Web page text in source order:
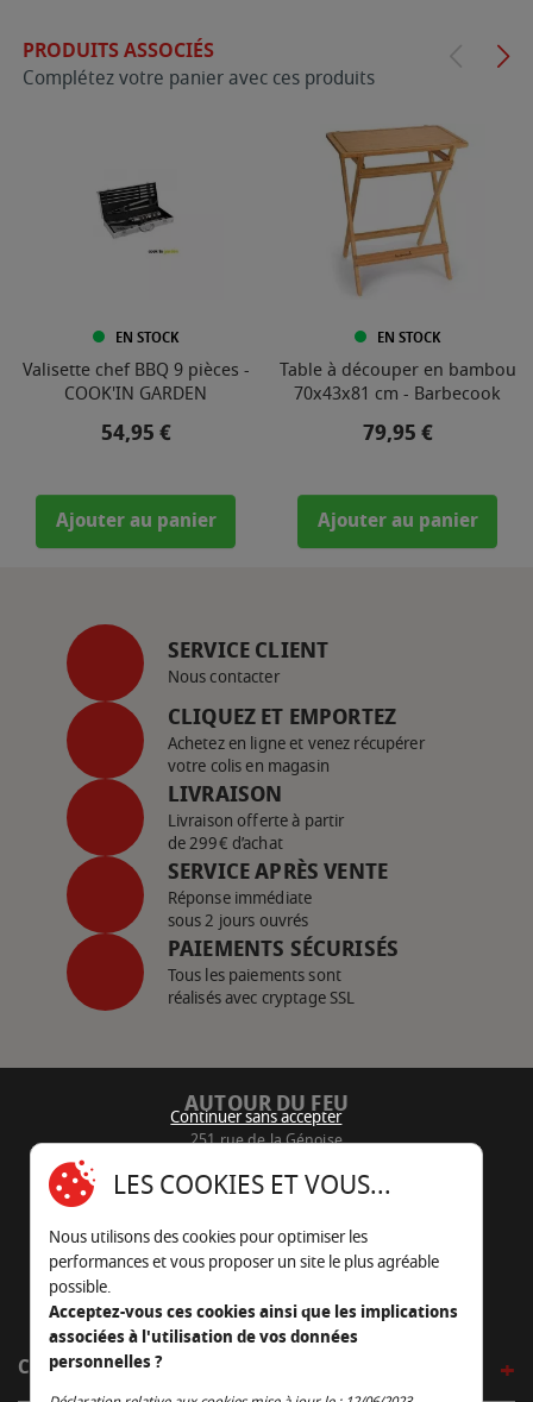
PRODUITS ASSOCIÉS
Complétez votre panier avec ces produits
EN STOCK
Valisette chef BBQ 9 pièces -
COOK'IN GARDEN
Prix
54,95 €
Ajouter au panier
EN STOCK
Table à découper en bambou
70x43x81 cm - Barbecook
Prix
79,95 €
Ajouter au panier
SERVICE CLIENT
Nous contacter
CLIQUEZ ET EMPORTEZ
Achetez en ligne et venez récupérer
votre colis en magasin
LIVRAISON
Livraison offerte à partir
de 299€ d’achat
SERVICE APRÈS VENTE
Réponse immédiate
sous 2 jours ouvrés
PAIEMENTS SÉCURISÉS
Tous les paiements sont
réalisés avec cryptage SSL
AUTOUR DU FEU
251 rue de la Génoise
05 45 22 98 09
Nous envoyer un e-mail
CÔTÉ OUTDOOR
Continuer sans accepter
LES COOKIES ET VOUS...
Nous utilisons des cookies pour optimiser les
performances et vous proposer un site le plus agréable
possible.
Acceptez-vous ces cookies ainsi que les implications
associées à l'utilisation de vos données
personnelles ?